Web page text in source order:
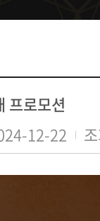
프로모션
12-22